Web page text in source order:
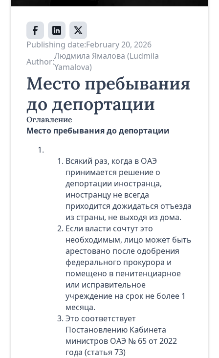
Publishing date:February 20, 2026
Author:
Людмила Ямалова (Ludmila
Yamalova)
Место пребывания
до депортации
Оглавление
Место пребывания до депортации
Всякий раз, когда в ОАЭ
принимается решение о
депортации иностранца,
иностранцу не всегда
приходится дожидаться отъезда
из страны, не выходя из дома.
Если власти сочтут это
необходимым, лицо может быть
арестовано после одобрения
федерального прокурора и
помещено в пенитенциарное
или исправительное
учреждение на срок не более 1
месяца.
Это соответствует
Постановлению Кабинета
министров ОАЭ № 65 от 2022
года (статья 73)